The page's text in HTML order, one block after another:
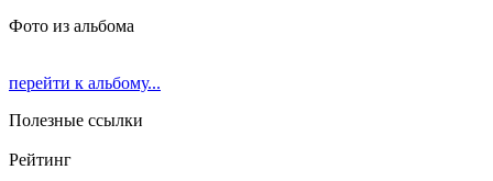
Фото из альбома
перейти к альбому...
Полезные ссылки
Рейтинг